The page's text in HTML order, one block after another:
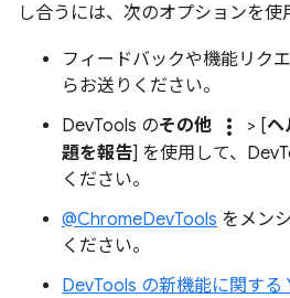
し合うには、次のオプションを使
フィードバックや機能リクエ
らお送りください。
DevTools のその他 more_vert > [ヘ
題を報告] を使用して、
ください。
@ChromeDevTools をメン
ください。
DevTools の新機能に関する